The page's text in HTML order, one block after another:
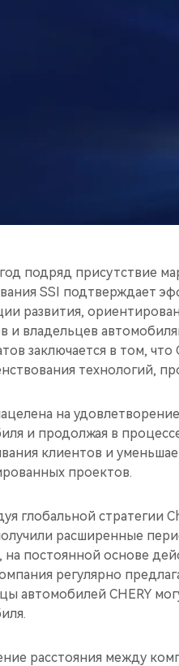
подряд присутствие
SSI подтверждает
развития,
и владельцев
заключается в том,
технологий,
на
и продолжая в
клиентов и
проектов.
глобальной стратегии
расширенные
на постоянной основе
регулярно
автомобилей CHERY
расстояния между